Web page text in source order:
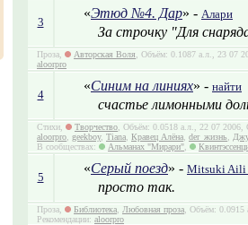
3
«Этюд №4. Дар» - Алари
За строчку "Для
Проза, Авторская Воля , Объём: 0.1087 а.л., 23 07
aloorpro
4
«Синим на линиях» - найти
счастье лимонными
Стихи, Творчество , Объём: 0.0518 а.л., 22 07
aloorpro geekboy, Tiana Кравец Алёна der_жизнь
Джу
В сообществах:
Альманах "Мирари"
5
«Серый поезд» - Mitsuki Aili
просто так.
Проза, Библиотека Любовная проза , Объём:
Рекомендации: aloorpro